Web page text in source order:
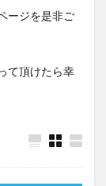
ージを是非ご
て頂けたら幸